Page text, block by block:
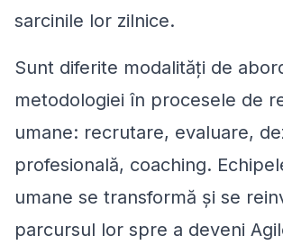
sarcinile lor zilnice.
Sunt diferite modalități de
metodologiei în procesele de
umane: recrutare, evaluare,
profesională, coaching.
umane se transformă și se
parcursul lor spre a deveni